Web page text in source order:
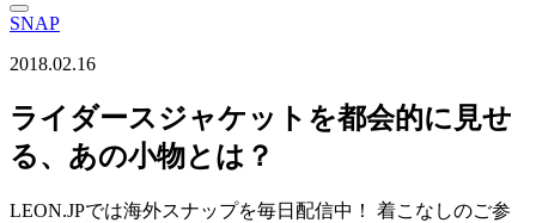
SNAP
2018.02.16
ライダースジャケットを都会的に見せ
る、あの小物とは？
LEON.JPでは海外スナップを毎日配信中！ 着こなしのご参